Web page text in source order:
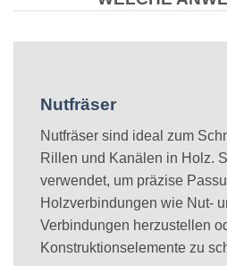
Nutfräser
Nutfräser sind ideal zum
Rillen und Kanälen in Holz.
verwendet, um präzise
Holzverbindungen wie Nut-
Verbindungen herzustellen
Konstruktionselemente zu